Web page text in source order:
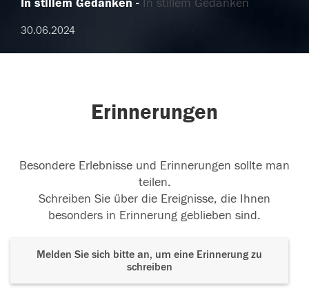
In stillem Gedanken In stillem Gedanken
30.06.2024
Erinnerungen
Besondere Erlebnisse und Erinnerungen sollte man
teilen.
Schreiben Sie über die Ereignisse, die Ihnen
besonders in Erinnerung geblieben sind.
Melden Sie sich bitte an, um eine Erinnerung zu
schreiben